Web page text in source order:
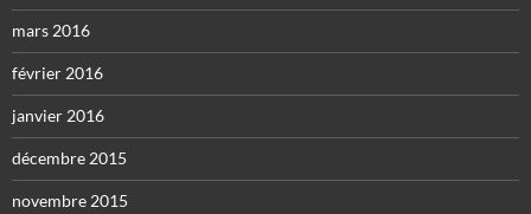
mars 2016
février 2016
janvier 2016
décembre 2015
novembre 2015